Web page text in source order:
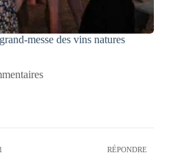
messe des vins natures
RÉPONDRE